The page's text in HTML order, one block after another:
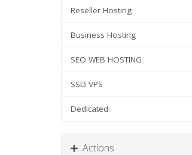
Reseller Hosting
Business Hosting
SEO WEB HOSTING
SSD VPS
Dedicated:
Actions